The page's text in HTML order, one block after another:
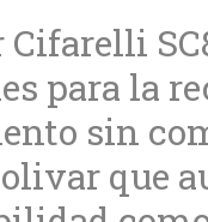
Cifarelli
para la
sin
que